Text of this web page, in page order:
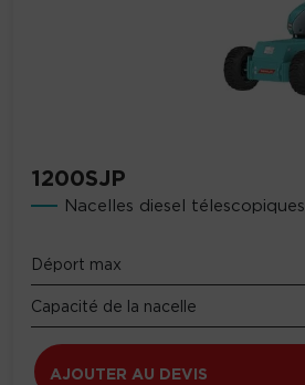
1200SJP
Nacelles diesel télescopiques
Déport max
Capacité de la nacelle
AJOUTER AU DEVIS